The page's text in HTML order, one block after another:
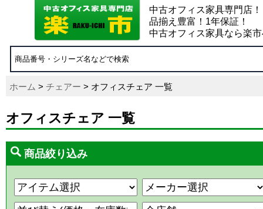
中古オフィス家具専門店！
品揃え豊富！1年保証！
中古オフィス家具なら楽
ホーム > チェアー > オフィスチェア 一覧
オフィスチェア 一覧
商品絞り込み